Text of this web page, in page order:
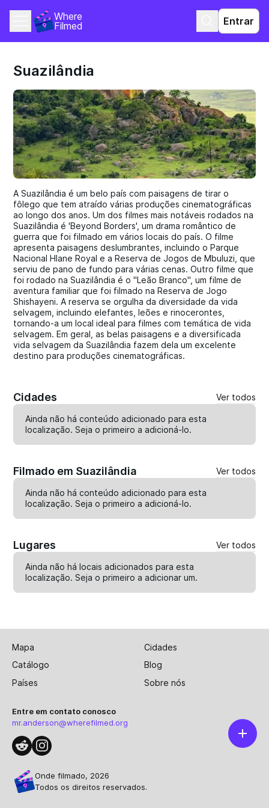
Where
Filmed
Entrar
Suazilândia
A Suazilândia é um belo país com paisagens de tirar o
fôlego que tem atraído várias produções cinematográficas
ao longo dos anos. Um dos filmes mais notáveis rodados na
Suazilândia é 'Beyond Borders', um drama romântico de
guerra que foi filmado em vários locais do país. O filme
apresenta paisagens deslumbrantes, incluindo o Parque
Nacional Hlane Royal e a Reserva de Jogos de Mbuluzi, que
serviu de pano de fundo para várias cenas. Outro filme que
foi rodado na Suazilândia é o "Leão Branco", um filme de
aventura familiar que foi filmado na Reserva de Jogo
Shishayeni. A reserva se orgulha da diversidade da vida
selvagem, incluindo elefantes, leões e rinocerontes,
tornando-a um local ideal para filmes com temática de vida
selvagem. Em geral, as belas paisagens e a diversificada
vida selvagem da Suazilândia fazem dela um excelente
destino para produções cinematográficas.
Cidades Ver todos
Ainda não há conteúdo adicionado para esta
localização. Seja o primeiro aadicioná-lo.
Filmado em Suazilândia Ver todos
Ainda não há conteúdo adicionado para esta
localização. Seja o primeiro aadicioná-lo.
Lugares Ver todos
Ainda não há locais adicionados para esta
localização. Seja o primeiro aadicionar um.
Mapa
Cidades
Catálogo
Blog
Países
Sobre nós
Entre em contato conosco
mr.anderson@wherefilmed.org
Onde filmado, 2026
Todos os direitos reservados.